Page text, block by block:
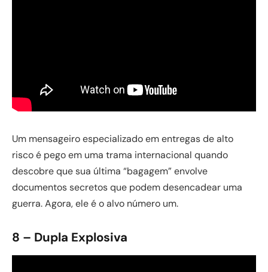
Um mensageiro especializado em entregas de alto
risco é pego em uma trama internacional quando
descobre que sua última “bagagem” envolve
documentos secretos que podem desencadear uma
guerra. Agora, ele é o alvo número um.
8 – Dupla Explosiva